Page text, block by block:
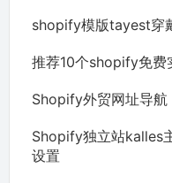
shopify模版tayest穿
推荐10个shopify免费
Shopify外贸网址导航
Shopify独立站kalles
设置